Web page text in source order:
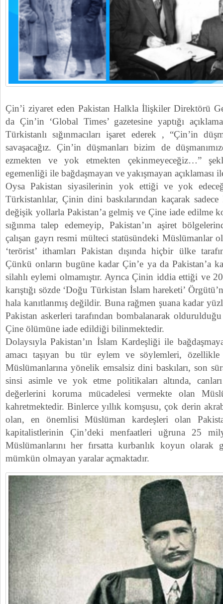
Çin’i ziyaret eden Pakistan Halkla İlişkiler Direktörü
da Çin’in ‘Global Times’ gazetesine yaptığı
Türkistanlı sığınmacıları işaret ederek , “Çin’in
savaşacağız. Çin’in düşmanları bizim de
ezmekten ve yok etmekten çekinmeyeceğiz…”
egemenliği ile bağdaşmayan ve yakışmayan açıklaması
Oysa Pakistan siyasilerinin yok ettiği ve yok
Türkistanlılar, Çinin dini baskılarından kaçarak
değişik yollarla Pakistan’a gelmiş ve Çine iade edilme
sığınma talep edemeyip, Pakistan’ın aşiret
çalışan gayrı resmi mülteci statüsündeki Müslümanlar
‘terörist’ ithamları Pakistan dışında hiçbir ülke
Çünkü onların bugüne kadar Çin’e ya da Pakistan’a
silahlı eylemi olmamıştır. Ayrıca Çinin iddia ettiği ve
karıştığı sözde ‘Doğu Türkistan İslam hareketi’
hala kanıtlanmış değildir. Buna rağmen şuana kadar
Pakistan askerleri tarafından bombalanarak
Çine ölümüne iade edildiği bilinmektedir.
Dolaysıyla Pakistan’ın İslam Kardeşliği ile
amacı taşıyan bu tür eylem ve söylemleri,
Müslümanlarına yönelik emsalsiz dini baskıları, son
sinsi asimle ve yok etme politikaları altında,
değerlerini koruma mücadelesi vermekte olan
kahretmektedir. Binlerce yıllık komşusu, çok derin
olan, en önemlisi Müslüman kardeşleri olan
kapitalistlerinin Çin’deki menfaatleri uğruna 25
Müslümanlarını her fırsatta kurbanlık koyun olarak
mümkün olmayan yaralar açmaktadır.